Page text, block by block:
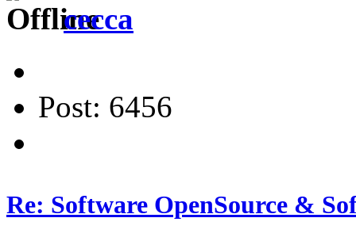
cecca
Post: 6456
Re: Software OpenSource &